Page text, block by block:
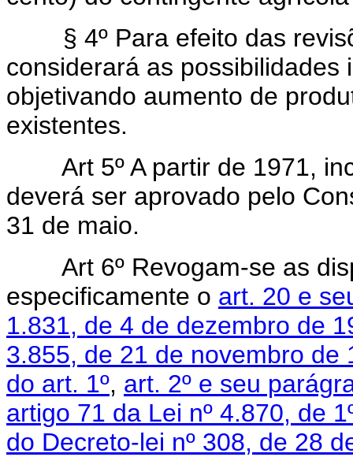
§ 4º Para efeito das
considerará as
objetivando aumento de
existentes.
Art 5º A partir de 1971,
deverá ser aprovado pelo
31 de maio.
Art 6º Revogam-se as
especificamente o art. 20 e
1.831, de 4 de dezembro de
3.855, de 21 de novembro de
do art. 1º, art. 2º e seu
artigo 71 da Lei nº 4.870, de
do Decreto-lei nº 308, de 28